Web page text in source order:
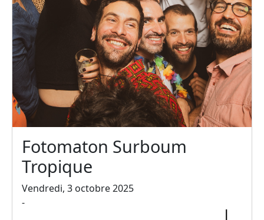
Fotomaton Surboum
Tropique
Vendredi, 3 octobre 2025
-